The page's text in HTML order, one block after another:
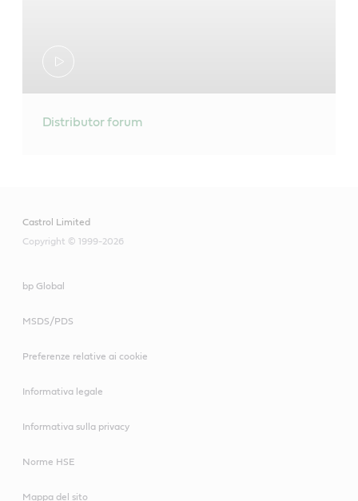
Distributor forum
Castrol Limited
Copyright © 1999-2026
bp Global
MSDS/PDS
Preferenze relative ai cookie
Informativa legale
Informativa sulla privacy
Norme HSE
Mappa del sito